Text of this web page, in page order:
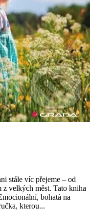
stále víc přejeme – od
velkých měst. Tato kniha
bohatá na
kterou...